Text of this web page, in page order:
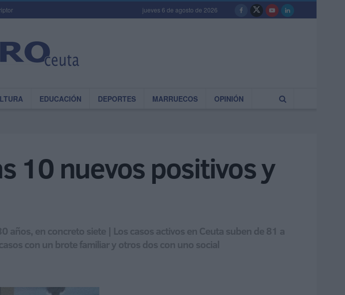
jueves 6 de agosto de 2026
EDUCACIÓN DEPORTES MARRUECOS OPINIÓN
10 nuevos positivos y
años, en concreto siete | Los casos activos en Ceuta suben de 81 a
con un brote familiar y otros dos con uno social